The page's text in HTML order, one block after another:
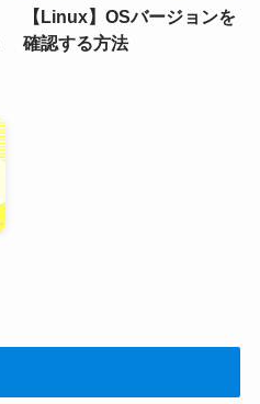
【Linux】OSバージョンを
確認する方法